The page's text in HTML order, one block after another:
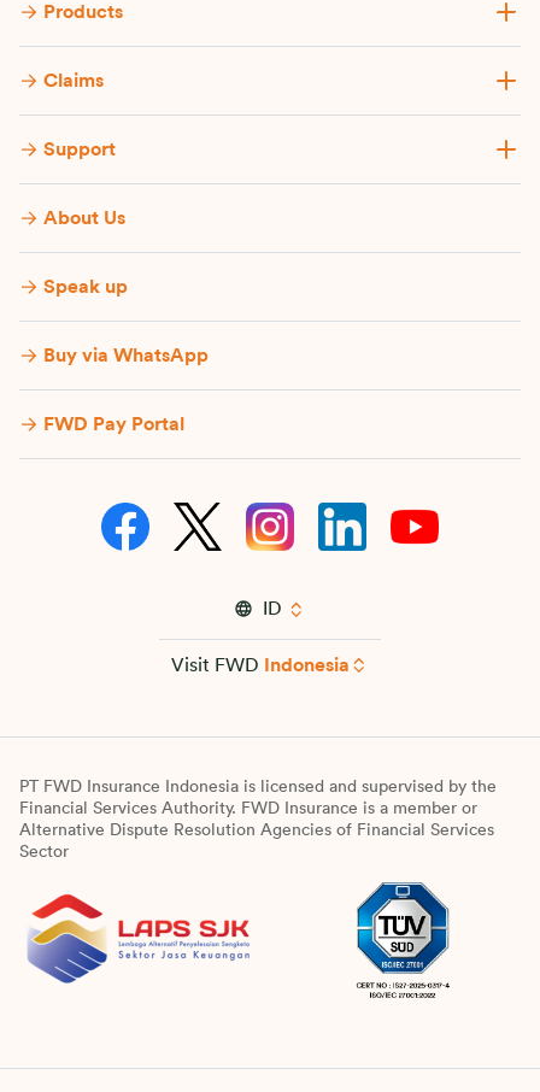
Products
Claims
Support
About Us
Speak up
Buy via WhatsApp​
FWD Pay Portal
ID
Visit FWD Indonesia
PT FWD Insurance Indonesia is licensed and supervised by the
Financial Services Authority. FWD Insurance is a member or
Alternative Dispute Resolution Agencies of Financial Services
Sector